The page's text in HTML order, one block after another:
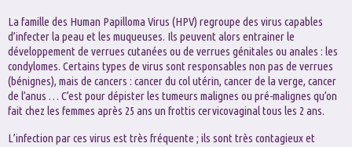
La famille des Human Papilloma Virus (HPV) regroupe des virus capables
d’infecter la peau et les muqueuses. Ils peuvent alors entrainer le
développement de verrues cutanées ou de verrues génitales ou anales : les
condylomes. Certains types de virus sont responsables non pas de verrues
(bénignes), mais de cancers : cancer du col utérin, cancer de la verge, cancer
de l’anus … C’est pour dépister les tumeurs malignes ou pré-malignes qu’on
fait chez les femmes après 25 ans un frottis cervicovaginal tous les 2 ans.
L’infection par ces virus est très fréquente ; ils sont très contagieux et